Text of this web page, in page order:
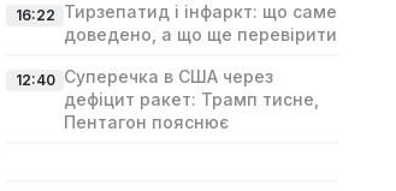
16:22 Тирзепатид і інфаркт: що саме
доведено, а що ще перевірити
12:40 Суперечка в США через
дефіцит ракет: Трамп тисне,
Пентагон пояснює